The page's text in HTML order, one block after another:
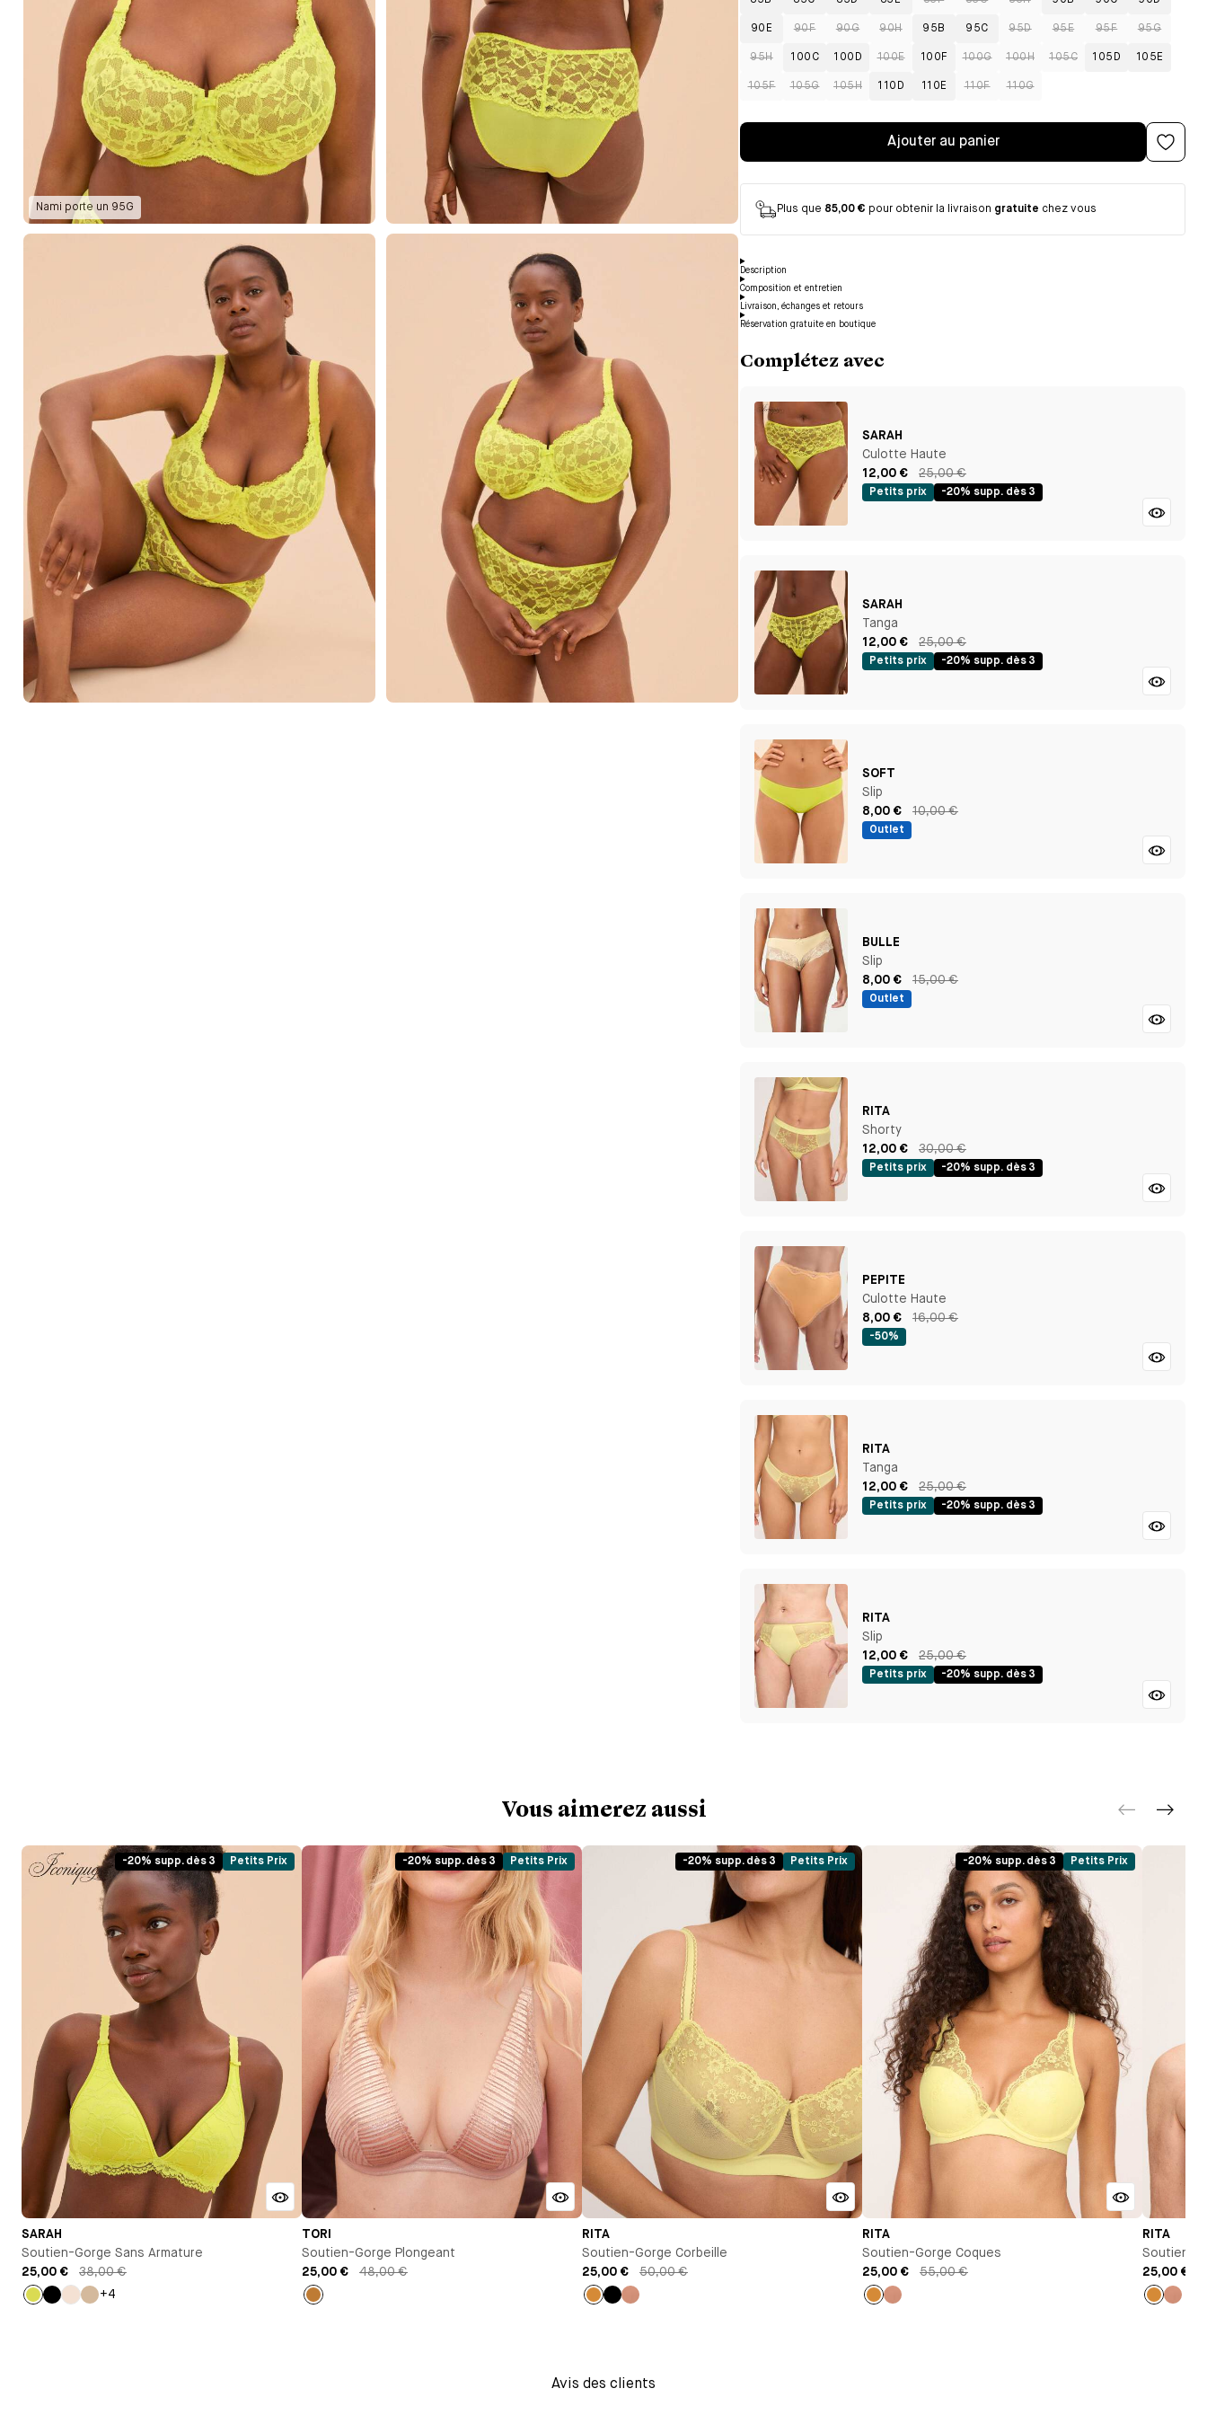
Nami porte un 95G
90E 90F 90G 90H 95B 95C 95D 95E 95F 95G
95H 100C 100D 100E 100F 100G 100H 105C 105D 105E
105F 105G 105H 110D 110E 110F 110G
Ajouter au panier
Plus que 85,00 € pour obtenir la livraison gratuite chez vous
Description
Composition et entretien
Livraison, échanges et retours
Réservation gratuite en boutique
Complétez avec
SARAH
Culotte Haute
12,00 €
25,00 €
Petits prix -20% supp. dès 3
SARAH
Tanga
12,00 €
25,00 €
Petits prix -20% supp. dès 3
SOFT
Slip
8,00 €
10,00 €
Outlet
BULLE
Slip
8,00 €
15,00 €
Outlet
RITA
Shorty
12,00 €
30,00 €
Petits prix -20% supp. dès 3
PEPITE
Culotte Haute
8,00 €
16,00 €
-50%
RITA
Tanga
12,00 €
25,00 €
Petits prix -20% supp. dès 3
RITA
Slip
12,00 €
25,00 €
Petits prix -20% supp. dès 3
Vous aimerez aussi
-20% supp. dès 3 Petits Prix
SARAH
Soutien-Gorge Sans Armature
25,00 €
38,00 €
JauneNoirMilk
+4
-20% supp. dès 3 Petits Prix
TORI
Soutien-Gorge Plongeant
25,00 €
48,00 €
Or
-20% supp. dès 3 Petits Prix
RITA
Soutien-Gorge Corbeille
25,00 €
50,00 €
Ocre
-20% supp. dès 3 Petits Prix
RITA
Soutien-Gorge Coques
25,00 €
55,00 €
Ocre
RITA
Soutien-
25,00 €
Ocre
Avis des clients